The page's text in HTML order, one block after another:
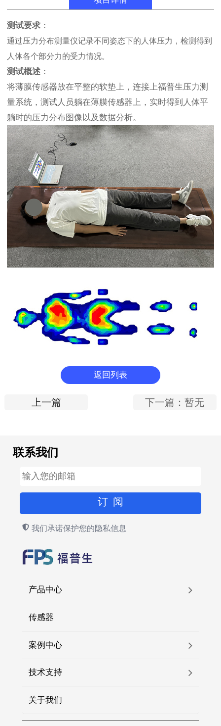
测试要求 ：
通过压力分布测量仪记录不同姿态下的人体压力，检测得到
人体各个部分力的受力情况。
测试概述 ：
将薄膜传感器放在平整的软垫上，连接上福普生压力测
量系统，测试人员躺在薄膜传感器上，实时得到人体平
躺时的压力分布图像以及数据分析。
返回列表
上一篇 下一篇：暂无
联系我们
我们承诺保护您的隐私信息
产品中心
传感器
案例中心
技术支持
关于我们